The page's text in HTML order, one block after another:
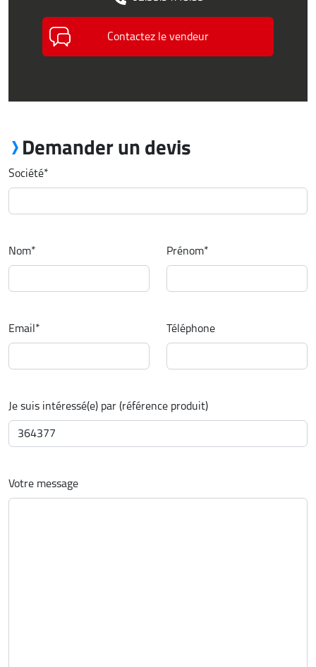
Contactez le vendeur
Demander un devis
Société*
Nom* Prénom*
Email* Téléphone
Je suis intéressé(e) par (référence produit)
Votre message